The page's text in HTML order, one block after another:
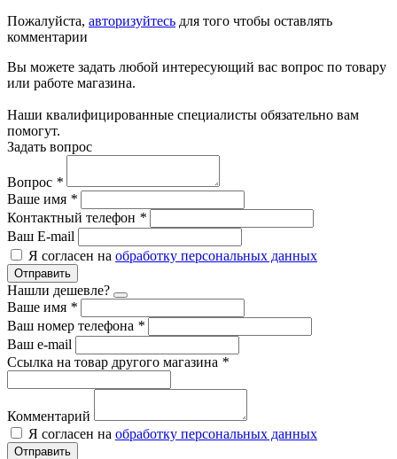
Пожалуйста, авторизуйтесь для того чтобы оставлять
комментарии
Вы можете задать любой интересующий вас вопрос по товару
или работе магазина.
Наши квалифицированные специалисты обязательно вам
помогут.
Задать вопрос
Вопрос *
Ваше имя *
Контактный телефон *
Ваш E-mail
Я согласен на обработку персональных данных
Отправить
Нашли дешевле?
Ваше имя *
Ваш номер телефона *
Ваш e-mail
Ссылка на товар другого магазина *
Комментарий
Я согласен на обработку персональных данных
Отправить